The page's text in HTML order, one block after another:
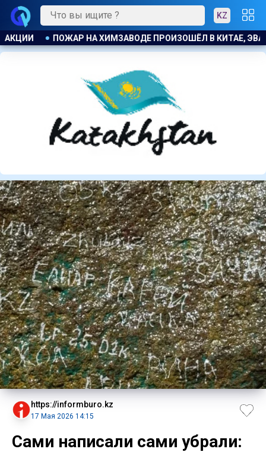
KZ
ЭВАКУИРОВАЛИ БОЛЕЕ 1200 ЧЕЛОВЕК БЫВШЕМУ
https://informburo.kz
17 Мая 2026 14:15
Сами написали сами убрали: